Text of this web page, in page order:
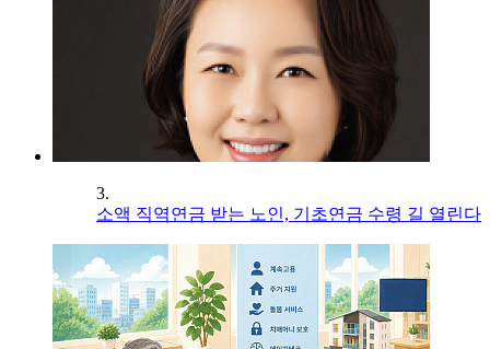
3.
소액 직역연금 받는 노인, 기초연금 수령 길 열린다